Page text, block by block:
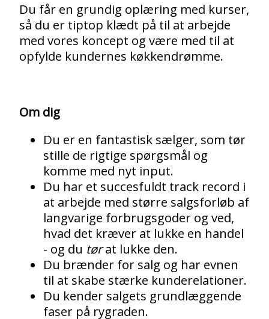
Du får en grundig oplæring med kurser,
så du er tiptop klædt på til at arbejde
med vores koncept og være med til at
opfylde kundernes køkkendrømme.
Om dig
Du er en fantastisk sælger, som tør
stille de rigtige spørgsmål og
komme med nyt input.
Du har et succesfuldt track record i
at arbejde med større salgsforløb af
langvarige forbrugsgoder og ved,
hvad det kræver at lukke en handel
- og du tørat lukke den.
Du brænder for salg og har evnen
til at skabe stærke kunderelationer.
Du kender salgets grundlæggende
faser på rygraden.